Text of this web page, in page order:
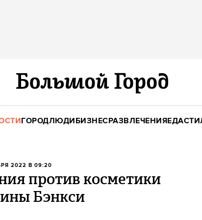
ГОРОДЛЮДИБИЗНЕСРАЗВЛЕЧЕНИЯЕДА
2022 В 09:20
против косметики
Бэнкси